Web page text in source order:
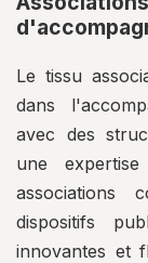
Le tissu
dans
avec des
une
associations
dispositifs
innovantes et